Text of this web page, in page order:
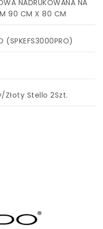
NADRUKOWANA NA
90 CM X 80 CM
(SPKEFS3000PRO)
Złoty Stello 2Szt.